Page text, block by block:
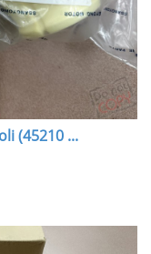
(45210...